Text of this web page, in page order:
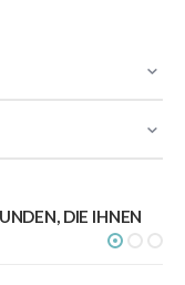
DIE IHNEN